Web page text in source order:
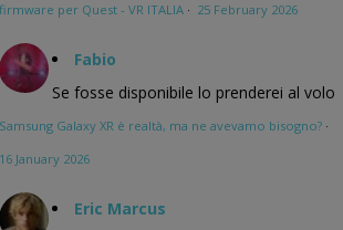
firmware per Quest - VR ITALIA · 25 February 2026
Fabio
Se fosse disponibile lo prenderei al volo
Samsung Galaxy XR è realtà, ma ne avevamo bisogno? ·
16 January 2026
Eric Marcus